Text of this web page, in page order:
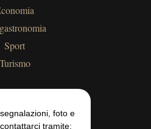
Sport
Turismo
foto e
tramite: